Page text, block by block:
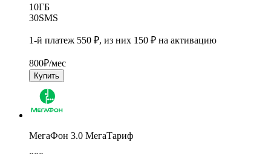
10ГБ
30SMS
1-й платеж 550 ₽, из них 150 ₽ на активацию
800₽/мес
Купить
МегаФон 3.0 МегаТариф